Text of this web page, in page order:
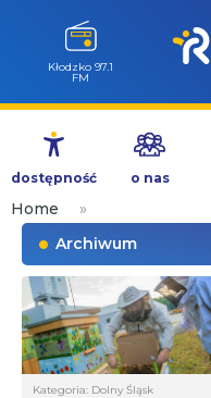
Przejdź
treści
Kłodzko 97.1
FM
dostępność o nas
Home
»
Archiwum
Kategoria: Dolny Śląsk